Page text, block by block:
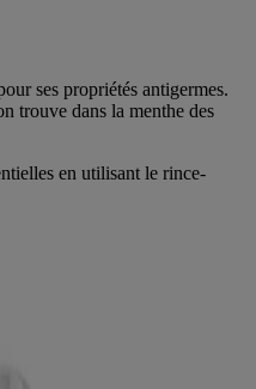
ses propriétés antigermes.
trouve dans la menthe des
en utilisant le rince-